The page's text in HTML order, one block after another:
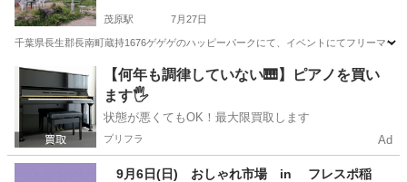
茂原駅 7月27日
千葉県長生郡長南町蔵持1676ゲゲゲのハッピーパークにて、イベントにてフリーマ
千葉 長生郡 茂原駅 フリーマーケット 無料
【何年も調律していない🎹】ピアノを買い
ます🖐️
状態が悪くてもOK！最大限買取します
プリフラ Ad
9月6日(日) おしゃれ市場 in フレスポ稲